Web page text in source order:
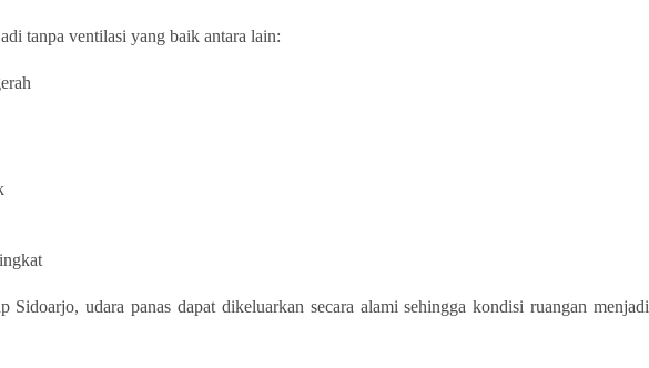
tanpa ventilasi yang baik antara lain:
Sidoarjo, udara panas dapat dikeluarkan secara alami sehingga kondisi ruangan menjadi